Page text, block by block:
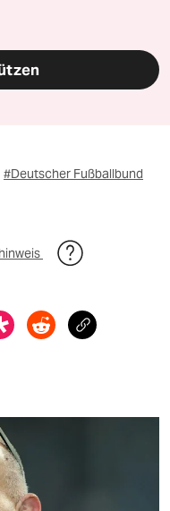
#Deutscher Fußballbund